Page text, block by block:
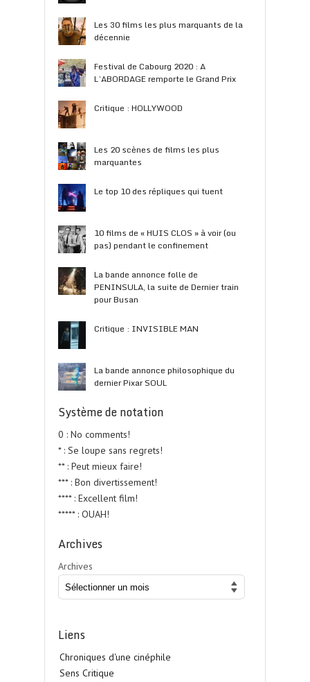
Les 30 films les plus marquants de la
décennie
Festival de Cabourg 2020 : A
L’ABORDAGE remporte le Grand Prix
Critique : HOLLYWOOD
Les 20 scènes de films les plus
marquantes
Le top 10 des répliques qui tuent
10 films de « HUIS CLOS » à voir (ou
pas) pendant le confinement
La bande annonce folle de
PENINSULA, la suite de Dernier train
pour Busan
Critique : INVISIBLE MAN
La bande annonce philosophique du
dernier Pixar SOUL
Système de notation
0 : No comments!
* : Se loupe sans regrets!
** : Peut mieux faire!
*** : Bon divertissement!
**** : Excellent film!
***** : OUAH!
Archives
Archives
Liens
Chroniques d'une cinéphile
Sens Critique